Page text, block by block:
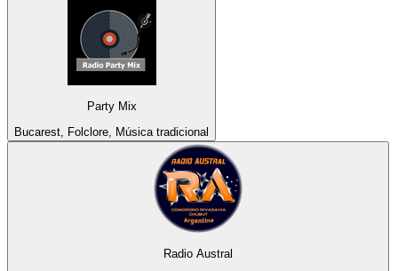
Party Mix
Bucarest, Folclore, Música tradicional
Radio Austral